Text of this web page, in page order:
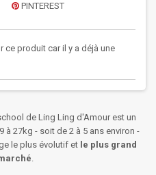
PINTEREST
produit car il y a déjà une
de Ling Ling d'Amour est un
à 27kg - soit de 2 à 5 ans environ -
le plus évolutif et le plus grand
.